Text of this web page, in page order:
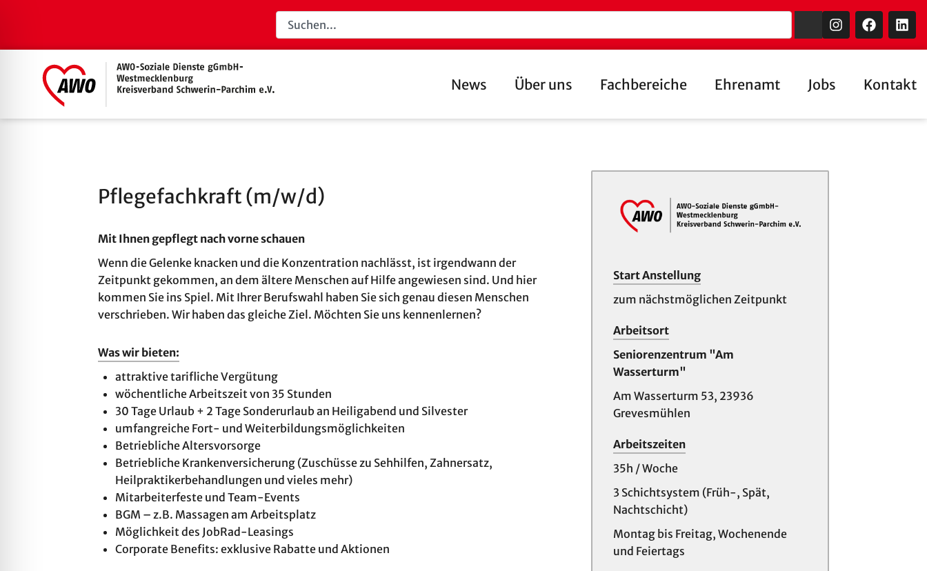
News Über uns Fachbereiche Ehrenamt Jobs Kontakt
Pflegefachkraft (m/w/d)
Mit Ihnen gepflegt nach vorne schauen
Wenn die Gelenke knacken und die Konzentration nachlässt, ist irgendwann der
Zeitpunkt gekommen, an dem ältere Menschen auf Hilfe angewiesen sind. Und hier
kommen Sie ins Spiel. Mit Ihrer Berufswahl haben Sie sich genau diesen Menschen
verschrieben. Wir haben das gleiche Ziel. Möchten Sie uns kennenlernen?
Was wir bieten:
attraktive tarifliche Vergütung
wöchentliche Arbeitszeit von 35 Stunden
30 Tage Urlaub + 2 Tage Sonderurlaub an Heiligabend und Silvester
umfangreiche Fort- und Weiterbildungsmöglichkeiten
Betriebliche Altersvorsorge
Betriebliche Krankenversicherung (Zuschüsse zu Sehhilfen, Zahnersatz,
Heilpraktikerbehandlungen und vieles mehr)
Mitarbeiterfeste und Team-Events
BGM – z.B. Massagen am Arbeitsplatz
Möglichkeit des JobRad-Leasings
Corporate Benefits: exklusive Rabatte und Aktionen
Start Anstellung
zum nächstmöglichen Zeitpunkt
Arbeitsort
Seniorenzentrum "Am
Wasserturm"
Am Wasserturm 53, 23936
Grevesmühlen
Arbeitszeiten
35h / Woche
3 Schichtsystem (Früh-, Spät,
Nachtschicht)
Montag bis Freitag, Wochenende
und Feiertags